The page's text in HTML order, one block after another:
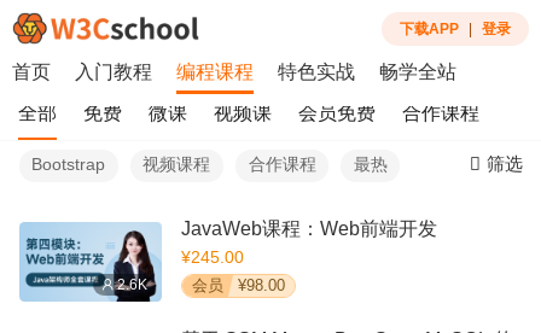
下载APP 登录
首页 入门教程 编程课程 特色实战 畅学全站
全部 免费 微课 视频课 会员免费 合作课程
Bootstrap 视频课程 合作课程 最热 筛选
2.6K
JavaWeb课程：Web前端开发
¥245.00
会员 ¥98.00